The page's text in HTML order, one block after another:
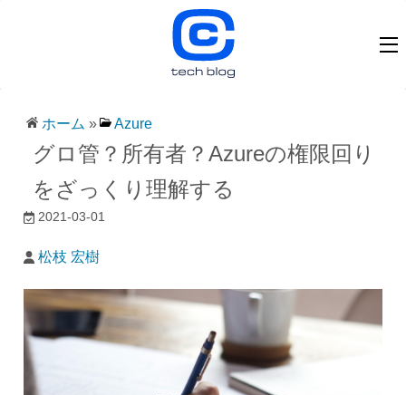
ホーム » Azure
グロ管？所有者？Azureの権限回り
をざっくり理解する
2021-03-01
松枝 宏樹